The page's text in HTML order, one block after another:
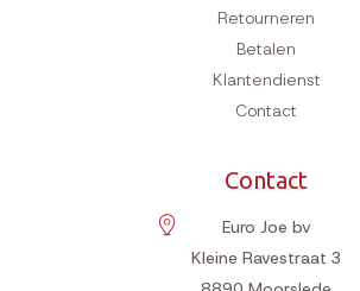
Retourneren
Betalen
Klantendienst
Contact
Contact
Euro Joe bv
Kleine Ravestraat 3